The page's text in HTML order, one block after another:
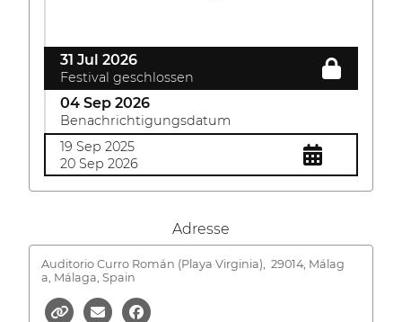
31 Jul 2026
Festival geschlossen
04 Sep 2026
Benachrichtigungsdatum
19 Sep 2025
20 Sep 2026
Adresse
Auditorio Curro Román (Playa Virginia),
29014, Málag
a, Málaga, Spain